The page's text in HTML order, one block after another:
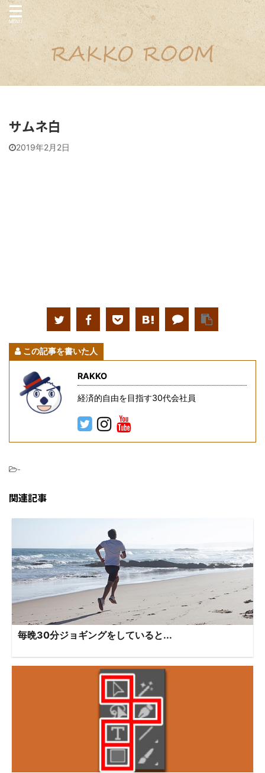
サムネ白
2019年2月2日
この記事を書いた人
RAKKO
経済的自由を目指す30代会社員
-
関連記事
毎晩30分ジョギングをしていると...